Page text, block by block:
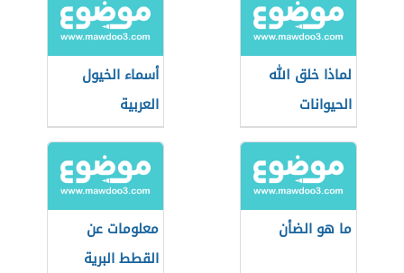
لماذا خلق الله
الحيوانات
أسماء الخيول
العربية
ما هو الضأن
معلومات عن
القطط البرية